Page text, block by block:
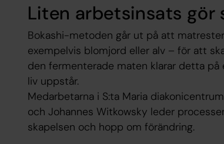
Liten arbetsinsats gör
Bokashi-metoden går ut på att
exempelvis blomjord eller alv – för att
den fermenterade maten klarar detta
liv uppstår.
Medarbetarna i S:ta Maria
och Johannes Witkowsky leder
skapelsen och hopp om förändring.